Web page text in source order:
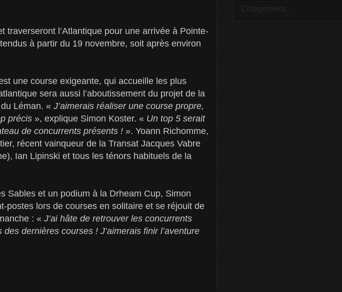
traverseront l’Atlantique pour une arrivée à Pointe-
à partir du 19 novembre, soit après environ
une course exigeante, qui accueille les plus
sera aussi l’aboutissement du projet de la
Léman. « J’aimerais réaliser une course propre,
précis », explique Simon Koster. « Un top 5 serait
de concurrents présents ! ». Yoann Richomme,
récent vainqueur de la Transat Jacques Vabre
Ian Lipinski et tous les ténors habituels de la
Sables et un podium à la Drheam Cup, Simon
postes lors de courses en solitaire et se réjouit de
: « J’ai hâte de retrouver les concurrents
dernières courses ! J’aimerais finir l’aventure
Chargement...